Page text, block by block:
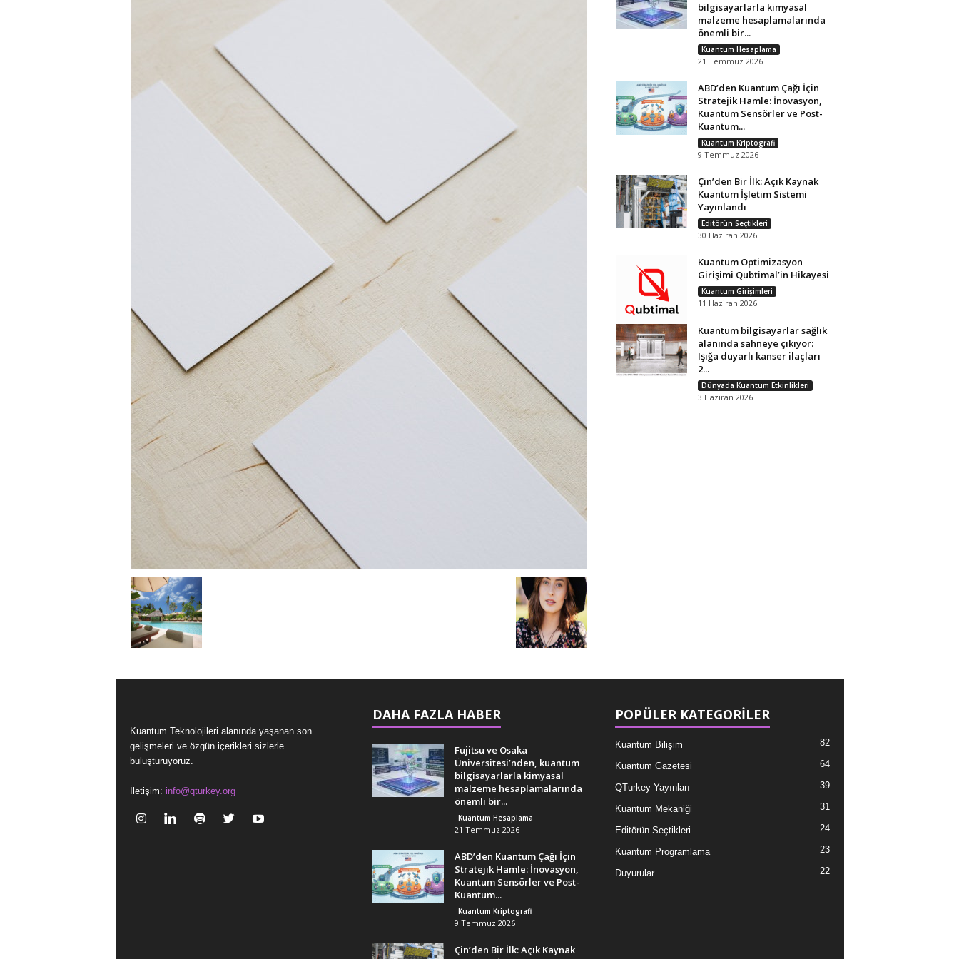
bilgisayarlarla kimyasal
malzeme hesaplamalarında
önemli bir...
Kuantum Hesaplama
21 Temmuz 2026
ABD’den Kuantum Çağı İçin
Stratejik Hamle: İnovasyon,
Kuantum Sensörler ve Post-
Kuantum...
Kuantum Kriptografi
9 Temmuz 2026
Çin’den Bir İlk: Açık Kaynak
Kuantum İşletim Sistemi
Yayınlandı
Editörün Seçtikleri
30 Haziran 2026
Kuantum Optimizasyon
Girişimi Qubtimal’in Hikayesi
Kuantum Girişimleri
11 Haziran 2026
Kuantum bilgisayarlar sağlık
alanında sahneye çıkıyor:
Işığa duyarlı kanser ilaçları
2...
Dünyada Kuantum Etkinlikleri
3 Haziran 2026
Kuantum Teknolojileri alanında yaşanan son
gelişmeleri ve özgün içerikleri sizlerle
buluşturuyoruz.
İletişim: info@qturkey.org
DAHA FAZLA HABER
Fujitsu ve Osaka
Üniversitesi’nden, kuantum
bilgisayarlarla kimyasal
malzeme hesaplamalarında
önemli bir...
Kuantum Hesaplama
21 Temmuz 2026
ABD’den Kuantum Çağı İçin
Stratejik Hamle: İnovasyon,
Kuantum Sensörler ve Post-
Kuantum...
Kuantum Kriptografi
9 Temmuz 2026
Çin’den Bir İlk: Açık Kaynak
POPÜLER KATEGORİLER
Kuantum Bilişim 82
Kuantum Gazetesi 64
QTurkey Yayınları 39
Kuantum Mekaniği 31
Editörün Seçtikleri 24
Kuantum Programlama 23
Duyurular 22